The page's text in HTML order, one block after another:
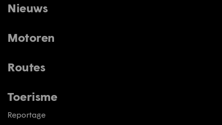
Nieuws
Motoren
Routes
Toerisme
Reportage